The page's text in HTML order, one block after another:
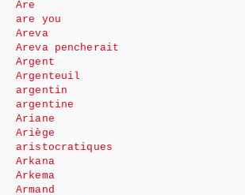
Are
are you
Areva
Areva pencherait
Argent
Argenteuil
argentin
argentine
Ariane
Ariège
aristocratiques
Arkana
Arkema
Armand